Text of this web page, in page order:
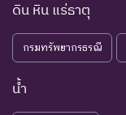
ดิน หิน แร่ธาตุ
กรมทรัพยากรธรณี
น้ำ